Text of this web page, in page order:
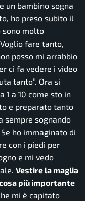
un bambino sogna
ho preso subito il
sono molto
fare tanto,
posso mi arrabbio
ci fa vedere i video
tanto”. Ora si
1 a 10 come sto in
e preparato tanto
sempre sognando
ho immaginato di
con i piedi per
e mi vedo
Vestire la maglia
più importante
mi è capitato